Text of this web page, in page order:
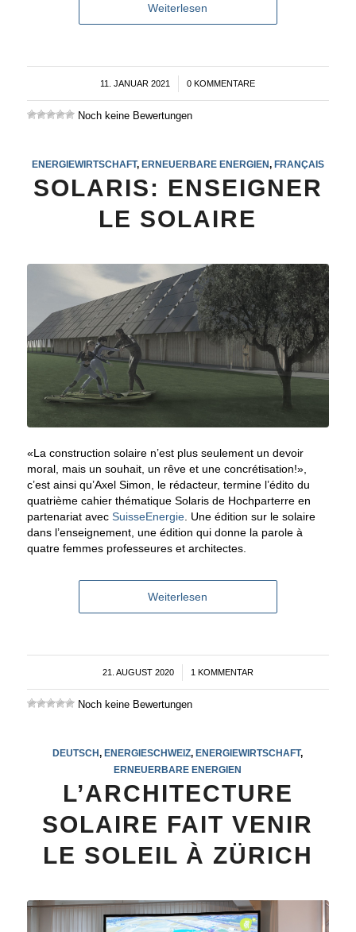
Weiterlesen
11. JANUAR 2021
/ 0 KOMMENTARE
Noch keine Bewertungen
ENERGIEWIRTSCHAFT, ERNEUERBARE ENERGIEN FRANÇAIS
SOLARIS: ENSEIGNER
LE SOLAIRE
«La construction solaire n’est plus seulement un devoir
moral, mais un souhait, un rêve et une concrétisation!»,
c’est ainsi qu’Axel Simon, le rédacteur, termine l’édito du
quatrième cahier thématique Solaris de Hochparterre en
partenariat avec SuisseEnergie. Une édition sur le solaire
dans l’enseignement, une édition qui donne la parole à
quatre femmes professeures et architectes.
Weiterlesen
21. AUGUST 2020
/ 1 KOMMENTAR
Noch keine Bewertungen
DEUTSCH, ENERGIESCHWEIZ, ENERGIEWIRTSCHAFT,
ERNEUERBARE ENERGIEN
L’ARCHITECTURE
SOLAIRE FAIT VENIR
LE SOLEIL À ZÜRICH